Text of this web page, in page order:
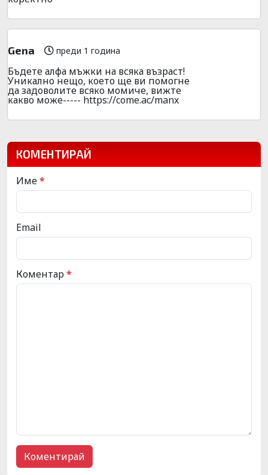
Gena преди 1 година
Бъдете алфа мъжки на всяка възраст!
Уникално нещо, което ще ви помогне
да задоволите всяко момиче, вижте
какво може----- https://come.ac/manx
КОМЕНТИРАЙ
Име*
Email
Коментар*